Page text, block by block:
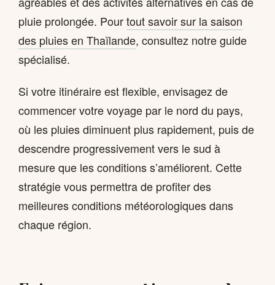
pluie prolongée. Pourtout savoir sur la saison
des pluies en Thaïlande, consultez notre guide
spécialisé.
Si votre itinéraire est flexible, envisagez de
commencer votre voyage par le nord du pays,
où les pluies diminuent plus rapidement, puis de
descendre progressivement vers le sud à
mesure que les conditions s’améliorent. Cette
stratégie vous permettra de profiter des
meilleures conditions météorologiques dans
chaque région.